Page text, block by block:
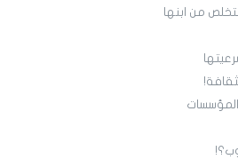
من ابنها
المؤسسات